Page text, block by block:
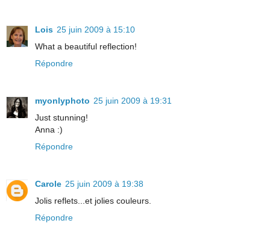
Lois 25 juin 2009 à 15:10
What a beautiful reflection!
Répondre
myonlyphoto 25 juin 2009 à 19:31
Just stunning!
Anna :)
Répondre
Carole 25 juin 2009 à 19:38
Jolis reflets...et jolies couleurs.
Répondre